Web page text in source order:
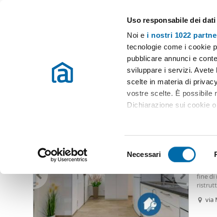
Uso responsabile dei dati
Noi e i nostri 1022
tecnologie come i cookie
pubblicare annunci e
sviluppare i servizi.
scelte in materia di
vostre scelte. È possibile
Dichiarazione sui cookie
Identificare il tuo
(impronte digitali).
Approfondisci come
dettagli. Puoi modificare
Utilizziamo i cookie per
e
z
Necessari
Case e appartamenti in affitto in tutta Italia
Scegli la zona
Affitto Roma Appartamenti Affitto Roma Affitto
(59 immobili)
fine di
via